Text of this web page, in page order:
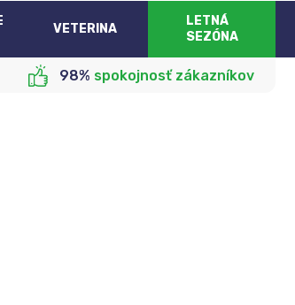
VETERINA
LETNÁ
SEZÓNA
98% spokojnosť zákazníkov